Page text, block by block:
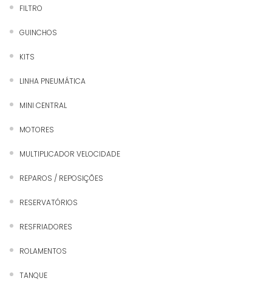
FILTRO
GUINCHOS
KITS
LINHA PNEUMÁTICA
MINI CENTRAL
MOTORES
MULTIPLICADOR VELOCIDADE
REPAROS / REPOSIÇÕES
RESERVATÓRIOS
RESFRIADORES
ROLAMENTOS
TANQUE